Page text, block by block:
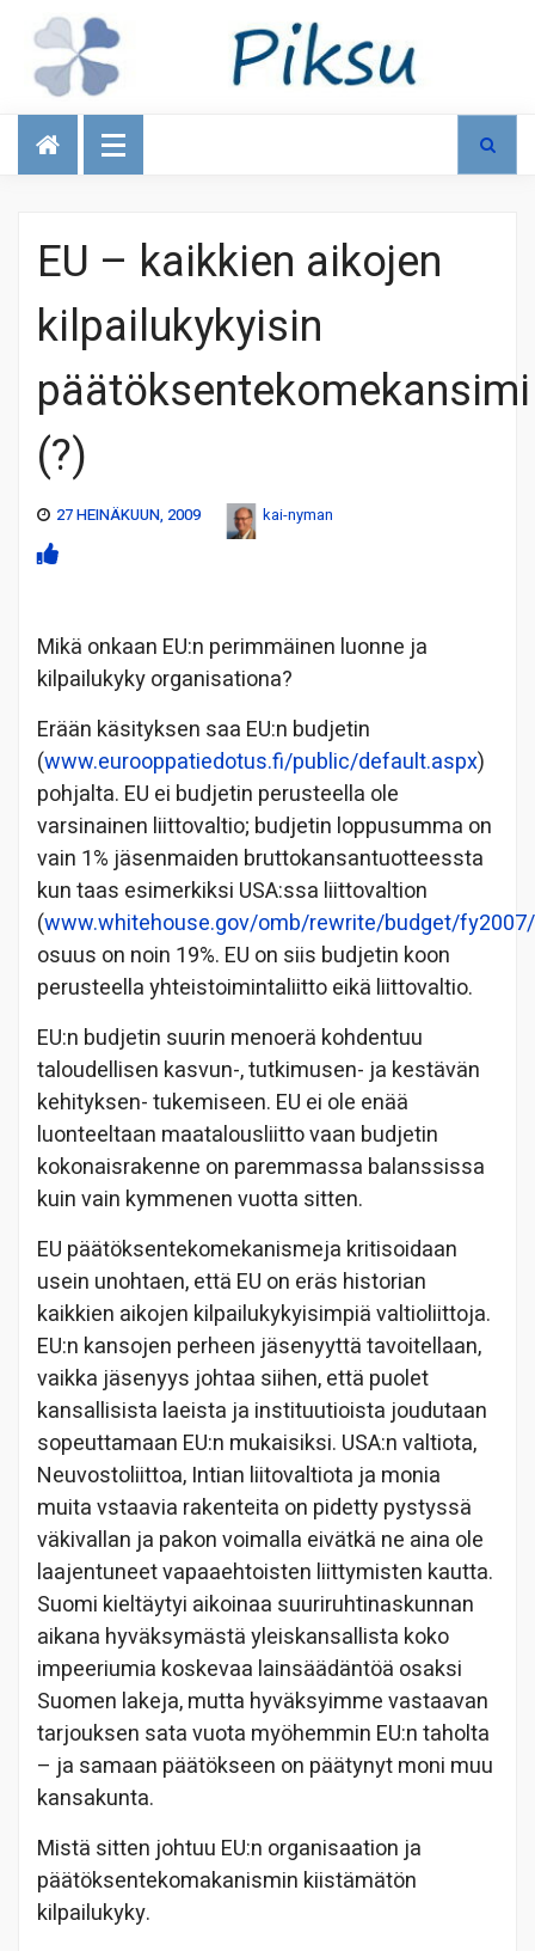
Talous
EU – kaikkien aikojen
kilpailukykyisin
päätöksentekomekansimi
(?)
27 HEINÄKUUN, 2009 kai-nyman
Mikä onkaan EU:n perimmäinen luonne ja
kilpailukyky organisationa?
Erään käsityksen saa EU:n budjetin
(www.eurooppatiedotus.fi/public/default.aspx)
pohjalta. EU ei budjetin perusteella ole
varsinainen liittovaltio; budjetin loppusumma on
vain 1% jäsenmaiden bruttokansantuotteessta
kun taas esimerkiksi USA:ssa liittovaltion
(www.whitehouse.gov/omb/rewrite/budget/
osuus on noin 19%. EU on siis budjetin koon
perusteella yhteistoimintaliitto eikä liittovaltio.
EU:n budjetin suurin menoerä kohdentuu
taloudellisen kasvun-, tutkimusen- ja kestävän
kehityksen- tukemiseen. EU ei ole enää
luonteeltaan maatalousliitto vaan budjetin
kokonaisrakenne on paremmassa balanssissa
kuin vain kymmenen vuotta sitten.
EU päätöksentekomekanismeja kritisoidaan
usein unohtaen, että EU on eräs historian
kaikkien aikojen kilpailukykyisimpiä valtioliittoja.
EU:n kansojen perheen jäsenyyttä tavoitellaan,
vaikka jäsenyys johtaa siihen, että puolet
kansallisista laeista ja instituutioista joudutaan
sopeuttamaan EU:n mukaisiksi. USA:n valtiota,
Neuvostoliittoa, Intian liitovaltiota ja monia
muita vstaavia rakenteita on pidetty pystyssä
väkivallan ja pakon voimalla eivätkä ne aina ole
laajentuneet vapaaehtoisten liittymisten kautta.
Suomi kieltäytyi aikoinaa suuriruhtinaskunnan
aikana hyväksymästä yleiskansallista koko
impeeriumia koskevaa lainsäädäntöä osaksi
Suomen lakeja, mutta hyväksyimme vastaavan
tarjouksen sata vuota myöhemmin EU:n taholta
– ja samaan päätökseen on päätynyt moni muu
kansakunta.
Mistä sitten johtuu EU:n organisaation ja
päätöksentekomakanismin kiistämätön
kilpailukyky.